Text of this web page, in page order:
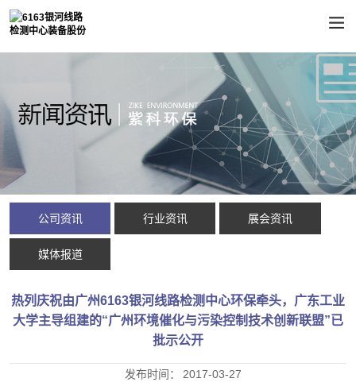
公司资讯 行业资讯 展会资讯
媒体报道
热列庆祝由广州6163银河线路检测中心环保牵头，广东工业
大学主导组建的“广州环境催化与污染控制技术创新联盟”已
批示公开
发布时间： 2017-03-27